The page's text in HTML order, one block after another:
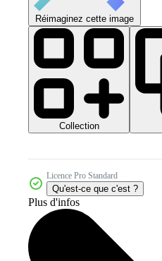
Réimaginez cette image
Collection
Licence Pro Standard
Qu'est-ce que c'est ?
Plus d'infos